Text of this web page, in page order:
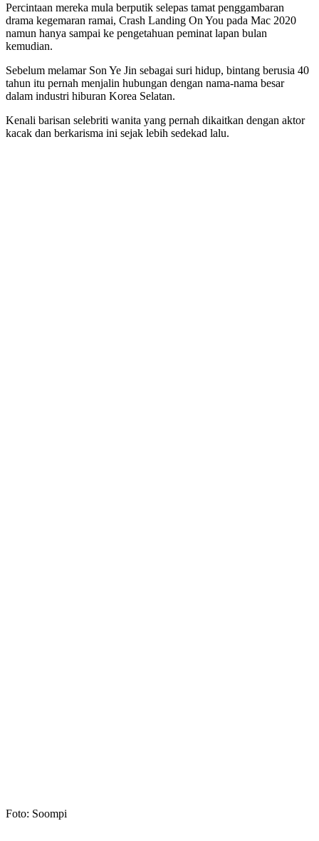
Percintaan mereka mula berputik selepas tamat penggambaran
drama kegemaran ramai, Crash Landing On You pada Mac 2020
namun hanya sampai ke pengetahuan peminat lapan bulan
kemudian.
Sebelum melamar Son Ye Jin sebagai suri hidup, bintang berusia 40
tahun itu pernah menjalin hubungan dengan nama-nama besar
dalam industri hiburan Korea Selatan.
Kenali barisan selebriti wanita yang pernah dikaitkan dengan aktor
kacak dan berkarisma ini sejak lebih sedekad lalu.
Foto: Soompi